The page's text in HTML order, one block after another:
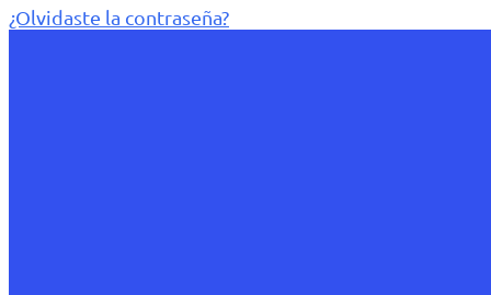
¿Olvidaste la contraseña?